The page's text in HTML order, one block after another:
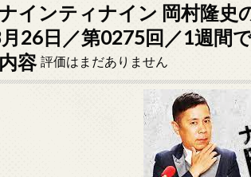
ナインティナイン 岡村隆
26日／第0275回／1週間
容 評価はまだありません